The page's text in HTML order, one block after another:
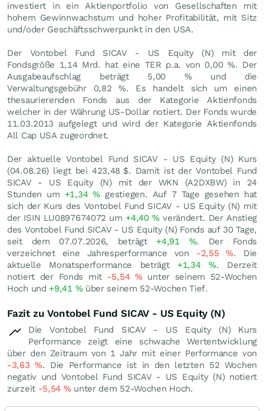
investiert in ein Aktienportfolio von Gesellschaften mit
hohem Gewinnwachstum und hoher Profitabilität, mit Sitz
und/oder Geschäftsschwerpunkt in den USA.
Der Vontobel Fund SICAV - US Equity (N) mit der
Fondsgröße 1,14 Mrd. hat eine TER p.a. von 0,00 %. Der
Ausgabeaufschlag beträgt 5,00 % und die
Verwaltungsgebühr 0,82 %. Es handelt sich um einen
thesaurierenden Fonds aus der Kategorie Aktienfonds
welcher in der Währung US-Dollar notiert. Der Fonds wurde
11.03.2013 aufgelegt und wird der Kategorie Aktienfonds
All Cap USA zugeordnet.
Der aktuelle Vontobel Fund SICAV - US Equity (N) Kurs
(04.08.26) liegt bei 423,48 $. Damit ist der Vontobel Fund
SICAV - US Equity (N) mit der WKN (A2DXBW) in 24
Stunden um +1,34% gestiegen. Auf 7 Tage gesehen hat
sich der Kurs des Vontobel Fund SICAV - US Equity (N) mit
der ISIN LU0897674072 um +4,40%verändert. Der Anstieg
des Vontobel Fund SICAV - US Equity (N) Fonds auf 30 Tage,
seit dem 07.07.2026, beträgt +4,91 %. Der Fonds
verzeichnet eine Jahresperformance von -2,55%. Die
aktuelle Monatsperformance beträgt +1,34%. Derzeit
notiert der Fonds mit -5,54 %unter seinem 52-Wochen
Hoch und +9,41 %über seinem 52-Wochen Tief.
Fazit zu Vontobel Fund SICAV - US Equity (N)
Die Vontobel Fund SICAV - US Equity (N) Kurs
Performance zeigt eine schwache Wertentwicklung
über den Zeitraum von 1 Jahr mit einer Performance von
-3,63%. Die Performance ist in den letzten 52 Wochen
negativ und Vontobel Fund SICAV - US Equity (N) notiert
zurzeit -5,54 %unter dem 52-Wochen Hoch.